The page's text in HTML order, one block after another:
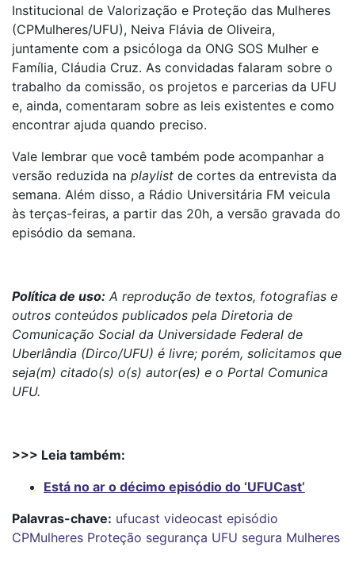
Institucional de Valorização e Proteção das Mulheres
(CPMulheres/UFU), Neiva Flávia de Oliveira,
juntamente com a psicóloga da ONG SOS Mulher e
Família, Cláudia Cruz. As convidadas falaram sobre o
trabalho da comissão, os projetos e parcerias da UFU
e, ainda, comentaram sobre as leis existentes e como
encontrar ajuda quando preciso.
Vale lembrar que você também pode acompanhar a
versão reduzida na playlist de cortes da entrevista da
semana. Além disso, a Rádio Universitária FM veicula
às terças-feiras, a partir das 20h, a versão gravada do
episódio da semana.
Política de uso: A reprodução de textos, fotografias e
outros conteúdos publicados pela Diretoria de
Comunicação Social da Universidade Federal de
Uberlândia (Dirco/UFU) é livre; porém, solicitamos que
seja(m) citado(s) o(s) autor(es) e o Portal Comunica
UFU.
>>> Leia também:
Está no ar o décimo episódio do ‘UFUCast’
Palavras-chave: ufucast videocast episódio
CPMulheres Proteção segurança UFU segura Mulheres